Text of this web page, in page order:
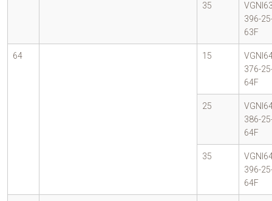
35
396-
63F
64 15
376-
64F
25
386-
64F
35
396-
64F